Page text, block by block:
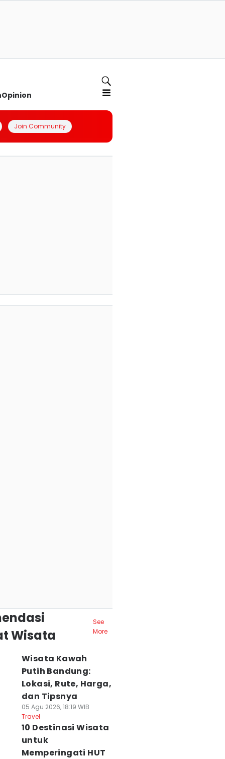
Opinion
Join Community
Wisata
See
More
Wisata Kawah
Putih Bandung:
Lokasi, Rute, Harga,
dan Tipsnya
05 Agu 2026, 18:19 WIB
Travel
10 Destinasi Wisata
untuk
Memperingati HUT